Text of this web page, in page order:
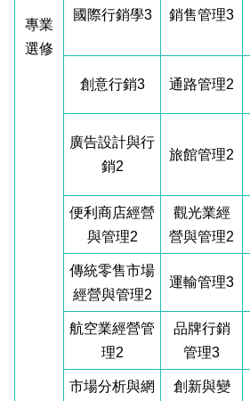
專業
選修
國際行銷學3 銷售管理3
創意行銷3 通路管理2
廣告設計與行
銷2
旅館管理2
便利商店經營
與管理2
觀光業經
營與管理2
傳統零售市場
經營與管理2
運輸管理3
航空業經營管
理2
品牌行銷
管理3
市場分析與網
創新與變